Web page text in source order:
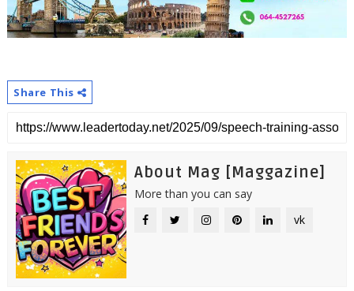
Share This
About Mag [Maggazine]
More than you can say
vk